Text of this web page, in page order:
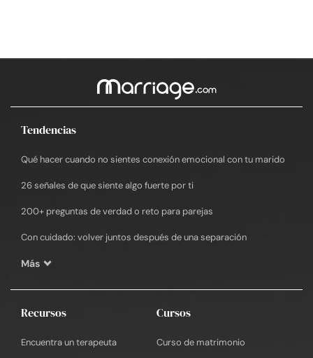
Tendencias
Qué hacer cuando no sientes conexión emocional con tu marido
26 señales de que siente algo fuerte por ti
200+ preguntas de verdad o reto para parejas
Con cuidado: volver juntos después de una separación
Más
Recursos
Encuentra un terapeuta
Cursos
Curso de matrimonio